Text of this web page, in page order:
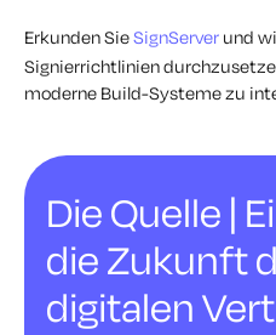
Erkunden SieSignServer und
Signierrichtlinien
moderne Build-Systeme zu
Die Quelle |
die Zukunft
digitalen